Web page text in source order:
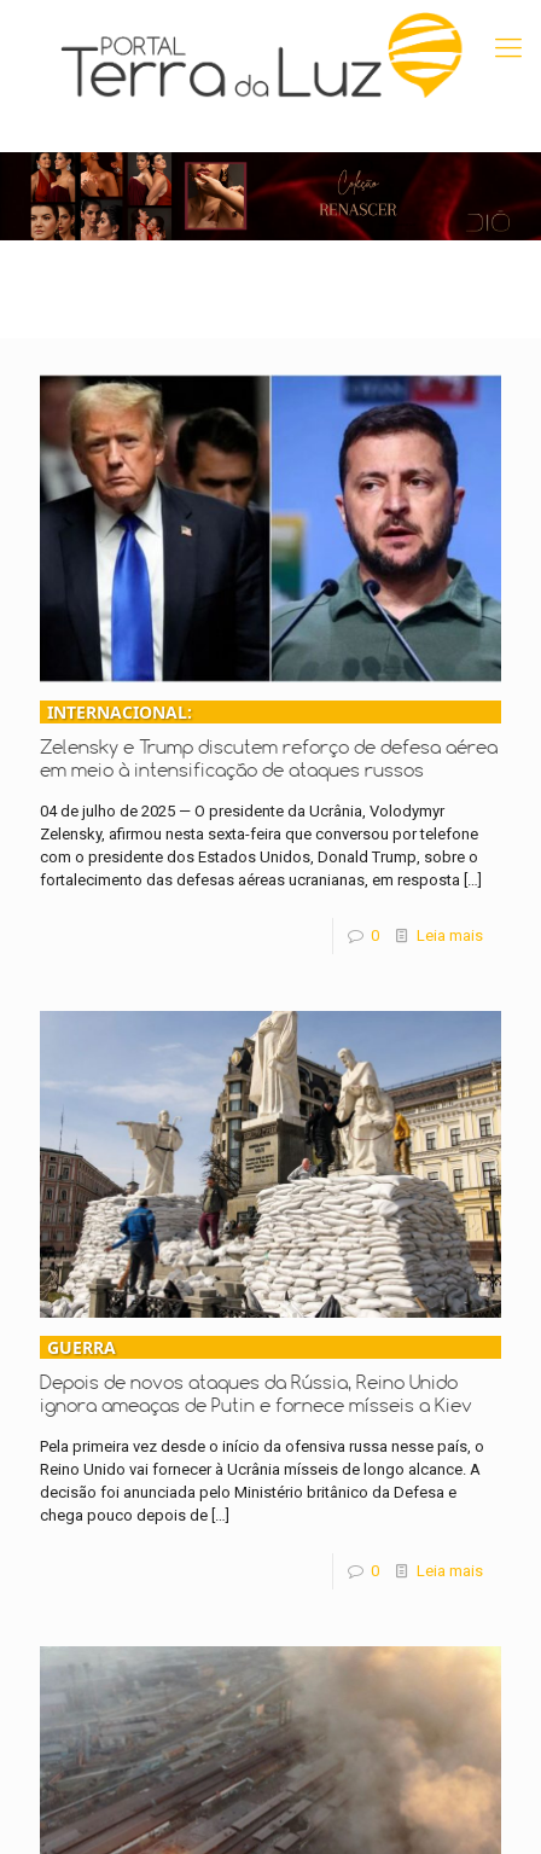
INTERNACIONAL:
Zelensky e Trump discutem reforço de defesa aérea
em meio à intensificação de ataques russos
04 de julho de 2025 — O presidente da Ucrânia, Volodymyr
Zelensky, afirmou nesta sexta-feira que conversou por telefone
com o presidente dos Estados Unidos, Donald Trump, sobre o
fortalecimento das defesas aéreas ucranianas, em resposta […]
0 Leia mais
GUERRA
Depois de novos ataques da Rússia, Reino Unido
ignora ameaças de Putin e fornece mísseis a Kiev
Pela primeira vez desde o início da ofensiva russa nesse país, o
Reino Unido vai fornecer à Ucrânia mísseis de longo alcance. A
decisão foi anunciada pelo Ministério britânico da Defesa e
chega pouco depois de […]
0 Leia mais